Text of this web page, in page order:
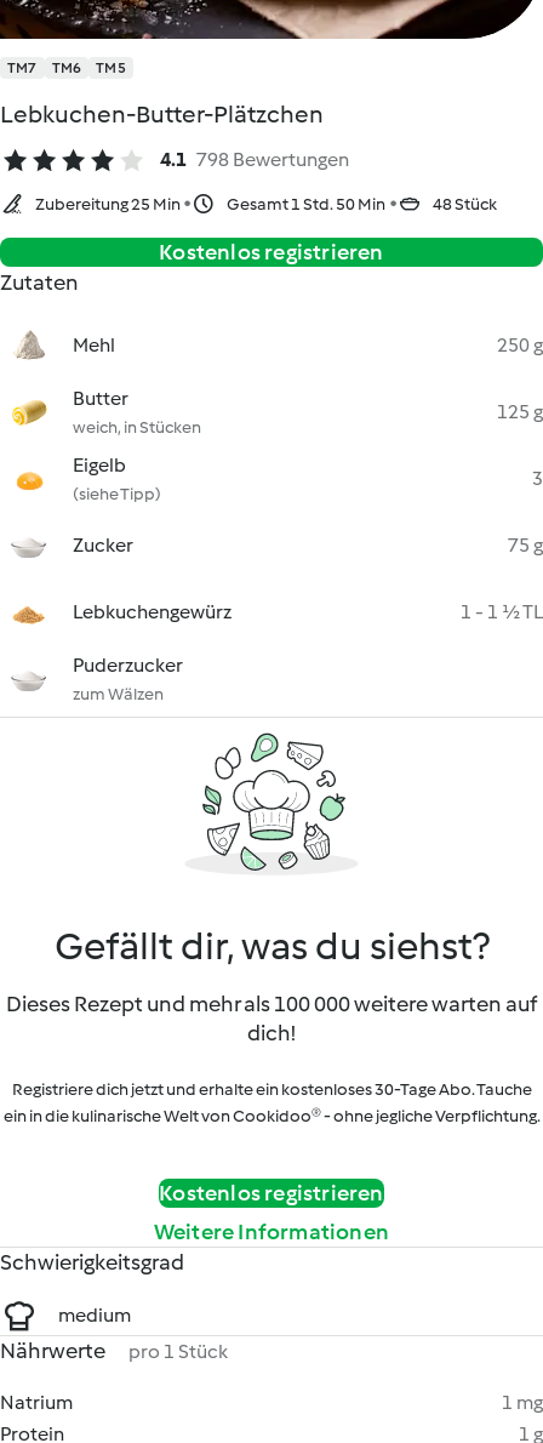
TM7 TM6 TM5
Lebkuchen-Butter-Plätzchen
4.1 798 Bewertungen
Zubereitung 25 Min Gesamt 1 Std. 50 Min 48 Stück
Kostenlos registrieren
Zutaten
Mehl 250 g
Butter
weich, in Stücken
125 g
Eigelb
(siehe Tipp)
3
Zucker 75 g
Lebkuchengewürz 1 - 1 ½ TL
Puderzucker
zum Wälzen
Gefällt dir, was du siehst?
Dieses Rezept und mehr als 100 000 weitere warten auf
dich!
Registriere dich jetzt und erhalte ein kostenloses 30-Tage Abo. Tauche
ein in die kulinarische Welt von Cookidoo® - ohne jegliche Verpflichtung.
Kostenlos registrieren
Weitere Informationen
Schwierigkeitsgrad
medium
Nährwerte pro 1 Stück
Natrium
1 mg
Protein
1 g